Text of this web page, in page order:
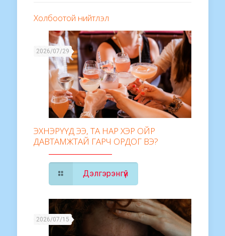
Холбоотой нийтлэл
2026/07/29
ЭХНЭРҮҮД ЭЭ, ТА НАР ХЭР ОЙР
ДАВТАМЖТАЙ ГАРЧ ОРДОГ ВЭ?
Дэлгэрэнгүй
2026/07/15